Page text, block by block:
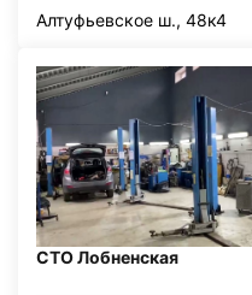
Алтуфьевское ш., 48к4
СТО Лобненская